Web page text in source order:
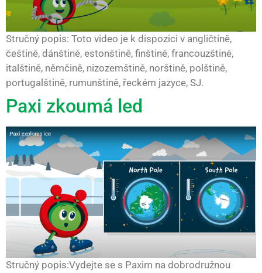
Stručný popis: Toto video je k dispozici v angličtině,
češtině, dánštině, estonštině, finštině, francouzštině,
italštině, němčině, nizozemštině, norštině, polštině,
portugalštině, rumunštině, řeckém jazyce, SJ.
Paxi zkoumá led
Stručný popis:Vydejte se s Paxim na dobrodružnou